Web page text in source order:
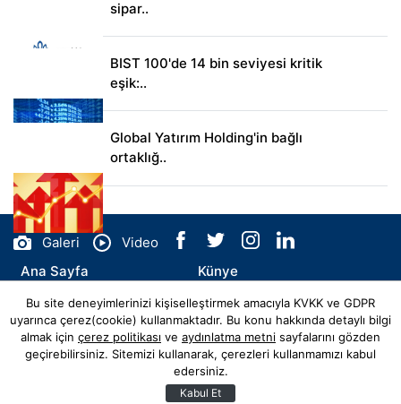
sipar..
BIST 100'de 14 bin seviyesi kritik
eşik:..
Global Yatırım Holding'in bağlı
ortaklığ..
Galeri
Video
Ana Sayfa
Künye
İletişim
© Copyright 2026 flyhaber.com.tr Tüm Hakları Saklıdır.
Hibya Haber Ajansı
Bu site deneyimlerinizi kişiselleştirmek amacıyla KVKK ve GDPR
uyarınca çerez(cookie) kullanmaktadır. Bu konu hakkında detaylı bilgi
almak için çerez politikası ve aydınlatma metni sayfalarını gözden
geçirebilirsiniz. Sitemizi kullanarak, çerezleri kullanmamızı kabul
edersiniz.
Kabul Et